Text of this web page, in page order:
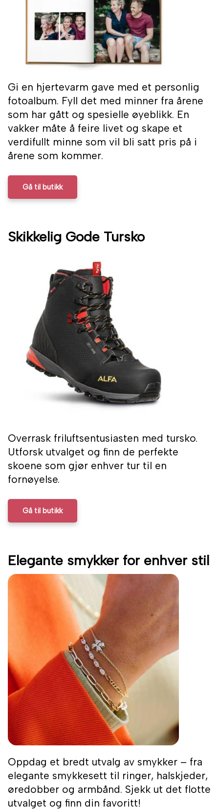
Gi en hjertevarm gave med et personlig
fotoalbum. Fyll det med minner fra årene
som har gått og spesielle øyeblikk. En
vakker måte å feire livet og skape et
verdifullt minne som vil bli satt pris på i
årene som kommer.
Gå til butikk
Skikkelig Gode Tursko
Overrask friluftsentusiasten med tursko.
Utforsk utvalget og finn de perfekte
skoene som gjør enhver tur til en
fornøyelse.
Gå til butikk
Elegante smykker for enhver stil
Oppdag et bredt utvalg av smykker – fra
elegante smykkesett til ringer, halskjeder,
øredobber og armbånd. Sjekk ut det flotte
utvalget og finn din favoritt!